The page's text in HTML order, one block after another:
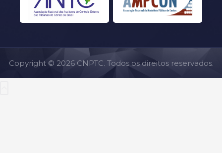
Copyright © 2026 CNPTC. Todos os direitos reservados.